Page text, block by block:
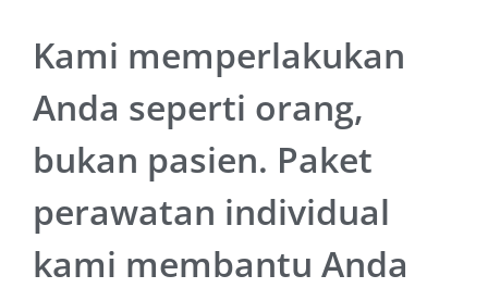
Kami memperlakukan
Anda seperti orang,
bukan pasien. Paket
perawatan individual
kami membantu Anda